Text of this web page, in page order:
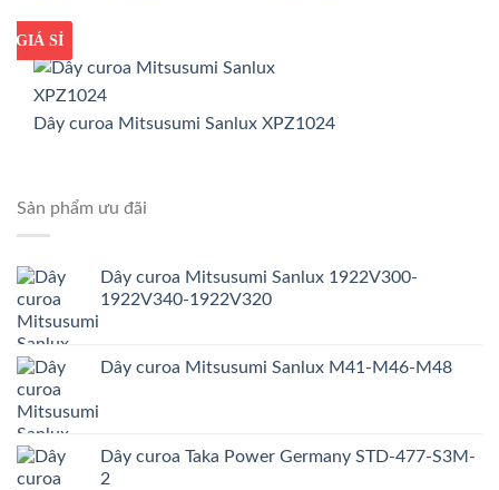
GIÁ TỐT
GIÁ SỈ
Dây curoa Mitsusumi Sanlux XPZ1024
Sản phẩm ưu đãi
Dây curoa Mitsusumi Sanlux 1922V300-
1922V340-1922V320
Dây curoa Mitsusumi Sanlux M41-M46-M48
Dây curoa Taka Power Germany STD-477-S3M-
2